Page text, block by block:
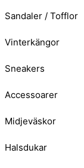
Sandaler / Tofflor
Vinterkängor
Sneakers
Accessoarer
Midjeväskor
Halsdukar